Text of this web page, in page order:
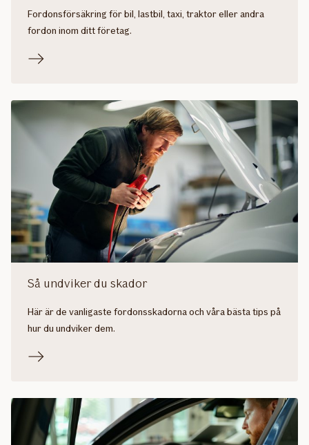
Fordonsförsäkring för bil, lastbil, taxi, traktor eller andra
fordon inom ditt företag.
Så undviker du skador
Här är de vanligaste fordonsskadorna och våra bästa tips på
hur du undviker dem.